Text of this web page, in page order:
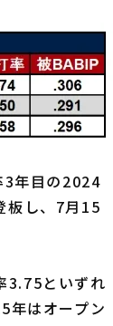
3年目の2024
板し、7月15
3.75といずれ
年はオープン